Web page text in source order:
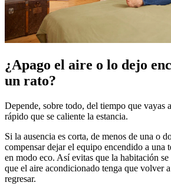
¿Apago el aire o lo dejo
un rato?
Depende, sobre todo, del tiempo que vayas
rápido que se caliente la estancia.
Si la ausencia es corta, de menos de una o
compensar dejar el equipo encendido a una
en modo eco. Así evitas que la habitación
que el aire acondicionado tenga que volver
regresar.